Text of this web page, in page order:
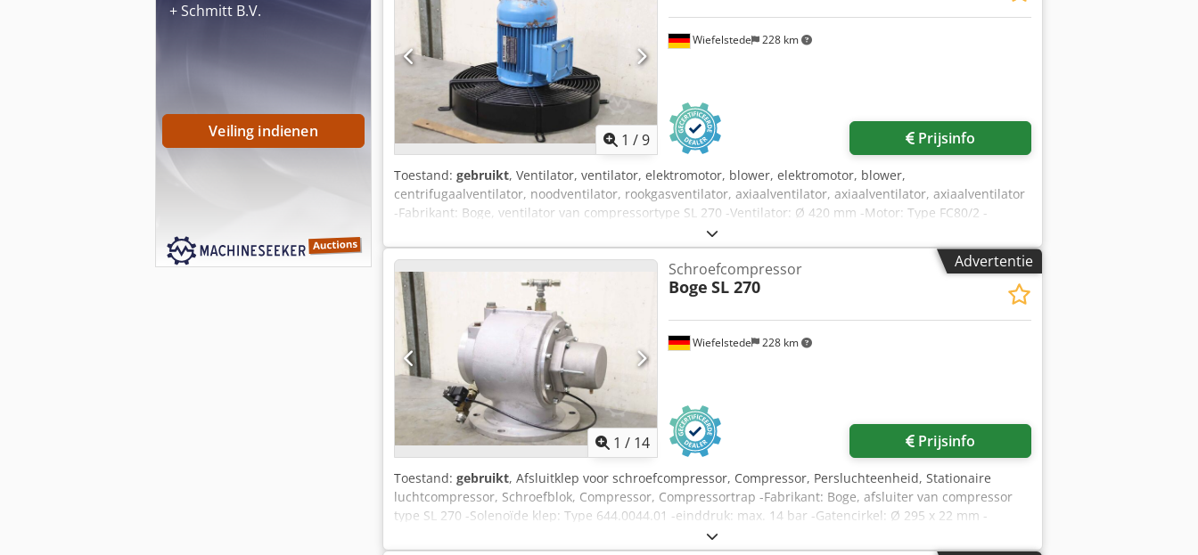
+ Schmitt B.V.
Veiling indienen 1 /9
Wiefelstede 228 km
Prijsinfo
Toestand: gebruikt, Ventilator, ventilator, elektromotor, blower, elektromotor, blower,
centrifugaalventilator, noodventilator, rookgasventilator, axiaalventilator, axiaalventilator, axiaalventilator
-Fabrikant: Boge, ventilator van compressortype SL 270 -Ventilator: Ø 420 mm -Motor: Type FC80/2 -
Vermogen: 1,1 kW / 2815 rpm -Gatencirkel: Ø 295 x 22 mm -Totale afmetingen: Ø 495 x 315 mm -Gewicht:
13 kg Dkodpsppdhvefx Ahzor
Advertentie
1 / 14
Wiefelstede 228 km
Schroefcompressor
Boge SL 270
Prijsinfo
Toestand: gebruikt, Afsluitklep voor schroefcompressor, Compressor, Persluchteenheid, Stationaire
luchtcompressor, Schroefblok, Compressor, Compressortrap -Fabrikant: Boge, afsluiter van compressor
type SL 270 -Solenoïde klep: Type 644.0044.01 -einddruk: max. 14 bar -Gatencirkel: Ø 295 x 22 mm -
Afmetingen: 415/340/H440 mm -Gewicht: 25 kg Dkodjppdh Dspfx Ahzor